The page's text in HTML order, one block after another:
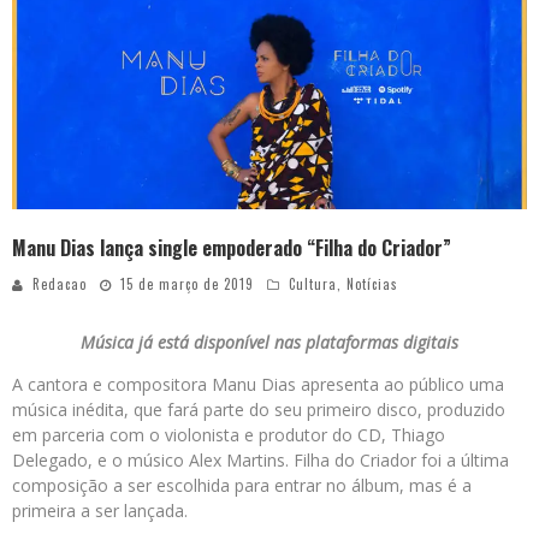
Manu Dias lança single empoderado “Filha do Criador”
Redacao 15 de março de 2019 Cultura, Notícias
Música já está disponível nas plataformas digitais
A cantora e compositora Manu Dias apresenta ao público uma
música inédita, que fará parte do seu primeiro disco, produzido
em parceria com o violonista e produtor do CD, Thiago
Delegado, e o músico Alex Martins. Filha do Criador foi a última
composição a ser escolhida para entrar no álbum, mas é a
primeira a ser lançada.